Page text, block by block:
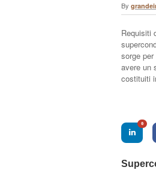
By
Requisiti
sorge
avere un
costituiti
0